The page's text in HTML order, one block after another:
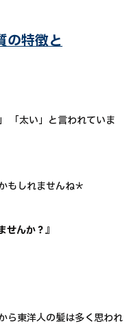
の特徴と
「太い」と言われていま
しれませんね＊
んか？』
ら東洋人の髪は多く思われ